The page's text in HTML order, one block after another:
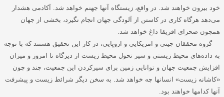
خود بیرون خواهند شد. در واقع، زیستگاه آنها جهنم خواهد شد. آکادمی هشدار
می‌دهد هرگاه کاری در کاستن از آلودگی جهان انجام نگیرد، بخشی از جهان
همچون صحرای افریقا داغ خواهد شد
گروه محققان چینی و امریکایی و اروپایی، در کار این تحقیق هستند که با توجه
به داده‌های محیط زیستی و سیر تحول محیط زیست از دیرگاه تا امروز و میزان
افزایش جمعیت جهان و توانایی زمین برای سیرکردن این جمعیت، چند و چون
«کاشانه زیست» انسانها چه خواهد شد. به سخن دیگر شرائط زیست و پیشرفت
آنها کدامها خواهند بود